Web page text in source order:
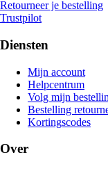
Retourneer je bestelling
Trustpilot
Diensten
Mijn account
Helpcentrum
Volg mijn
Bestelling
Kortingscodes
Over